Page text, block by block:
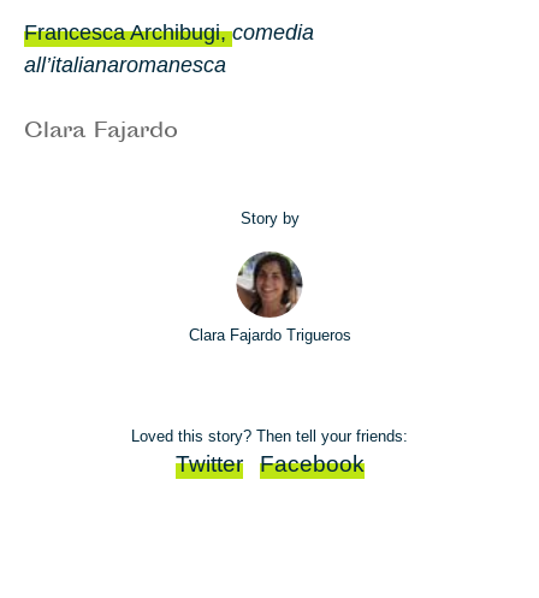
Francesca Archibugi,comedia
all’italianaromanesca
Clara Fajardo
Story by
Clara Fajardo Trigueros
Loved this story? Then tell your friends:
Twitter Facebook